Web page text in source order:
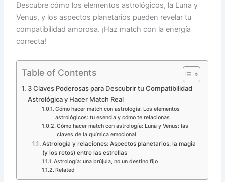
Descubre cómo los elementos astrológicos, la Luna y
Venus, y los aspectos planetarios pueden revelar tu
compatibilidad amorosa. ¡Haz match con la energía
correcta!
Table of Contents
3 Claves Poderosas para Descubrir tu Compatibilidad
Astrológica y Hacer Match Real
Cómo hacer match con astrología: Los elementos
astrológicos: tu esencia y cómo te relacionas
Cómo hacer match con astrología: Luna y Venus: las
claves de la química emocional
Astrología y relaciones: Aspectos planetarios: la magia
(y los retos) entre las estrellas
Astrología: una brújula, no un destino fijo
Related